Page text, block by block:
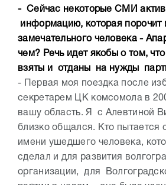
- Сейчас некоторые СМИ
информацию, которая порочит
замечательного человека -
чем? Речь идет якобы о том,
взяты и отданы на нужды
- Первая моя поездка после
секретарем ЦК комсомола в
вашу область. Я с Алевтиной
близко общался. Кто пытается
имени ушедшего человека,
сделал и для развития
организации, для